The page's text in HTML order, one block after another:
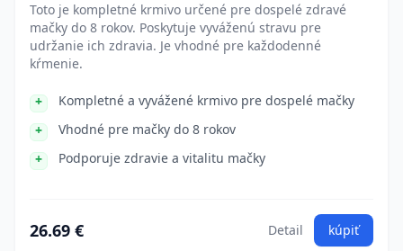
Toto je kompletné krmivo určené pre dospelé zdravé
mačky do 8 rokov. Poskytuje vyváženú stravu pre
udržanie ich zdravia. Je vhodné pre každodenné
kŕmenie.
Kompletné a vyvážené krmivo pre dospelé mačky
Vhodné pre mačky do 8 rokov
Podporuje zdravie a vitalitu mačky
26.69 € Detail kúpiť